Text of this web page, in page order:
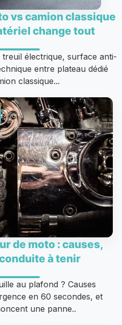
vs camion classique
change tout
électrique, surface anti-
entre plateau dédié
classique...
de moto : causes,
à tenir
au plafond ? Causes
en 60 secondes, et
une panne..